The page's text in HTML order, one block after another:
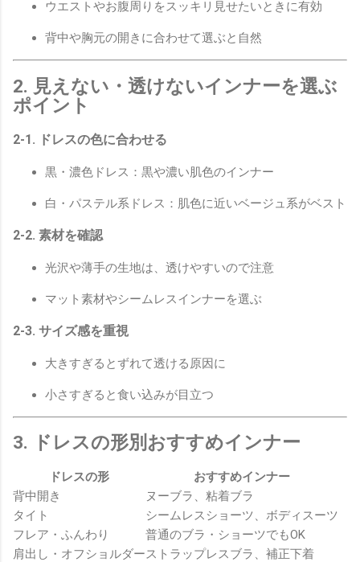
ウエストやお腹周りをスッキリ見せたいときに有効
背中や胸元の開きに合わせて選ぶと自然
2. 見えない・透けないインナーを選ぶ
ポイント
2-1. ドレスの色に合わせる
黒・濃色ドレス：黒や濃い肌色のインナー
白・パステル系ドレス：肌色に近いベージュ系がベスト
2-2. 素材を確認
光沢や薄手の生地は、透けやすいので注意
マット素材やシームレスインナーを選ぶ
2-3. サイズ感を重視
大きすぎるとずれて透ける原因に
小さすぎると食い込みが目立つ
3. ドレスの形別おすすめインナー
ドレスの形
おすすめインナー
背中開き
ヌーブラ、粘着ブラ
タイト
シームレスショーツ、ボディスーツ
フレア・ふんわり
普通のブラ・ショーツでもOK
肩出し・オフショルダーストラップレスブラ、補正下着